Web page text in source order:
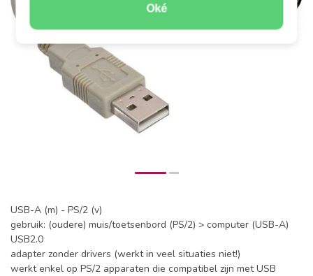
Oké
USB-A (m) - PS/2 (v)
gebruik: (oudere) muis/toetsenbord (PS/2) > computer (USB-A)
USB2.0
adapter zonder drivers (werkt in veel situaties niet!)
werkt enkel op PS/2 apparaten die compatibel zijn met USB